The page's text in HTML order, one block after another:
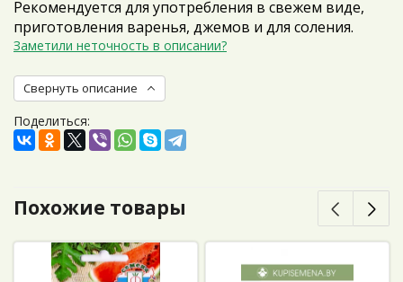
Рекомендуется для употребления в свежем виде,
приготовления варенья, джемов и для соления.
Заметили неточность в описании?
Свернуть описание
Поделиться:
Похожие товары